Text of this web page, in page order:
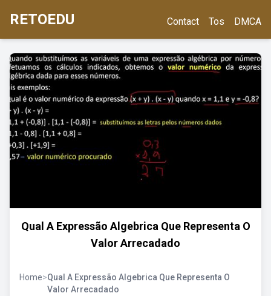
RETOEDU Contact Tos DMCA
Qual A Expressão Algebrica Que Representa O
Valor Arrecadado
Home>Qual A Expressão Algebrica Que Representa O
Valor Arrecadado